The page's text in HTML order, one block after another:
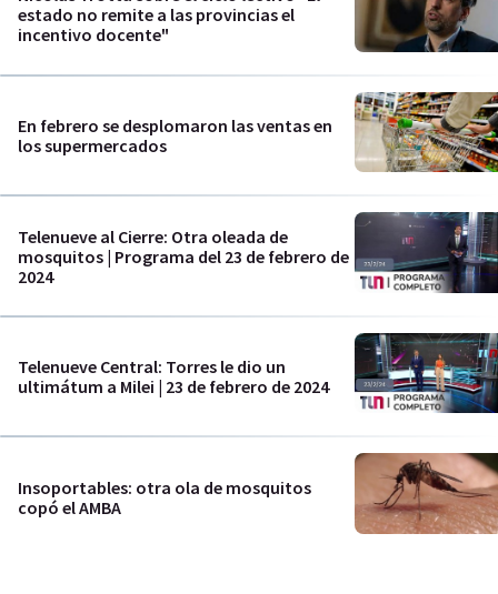
estado no remite a las provincias el
incentivo docente"
En febrero se desplomaron las ventas en
los supermercados
Telenueve al Cierre: Otra oleada de
mosquitos | Programa del 23 de febrero de
2024
Telenueve Central: Torres le dio un
ultimátum a Milei | 23 de febrero de 2024
Insoportables: otra ola de mosquitos
copó el AMBA